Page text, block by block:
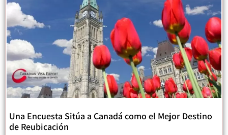
Una Encuesta Sitúa a Canadá como el Mejor Destino
de Reubicación